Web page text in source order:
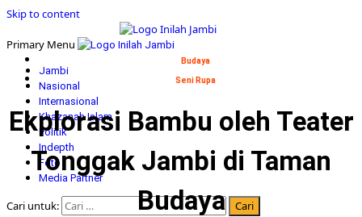
Skip to content
Primary Menu
Jambi
Nasional
Internasional
Khazanah Islam
Politik
Indepth
Foto
Media Partner
Cari untuk:
Budaya
Seni Rupa
Ekplorasi Bambu oleh Teater
Tonggak Jambi di Taman
Budaya